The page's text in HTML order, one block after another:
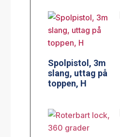
Spolpistol, 3m
slang, uttag på
toppen, H